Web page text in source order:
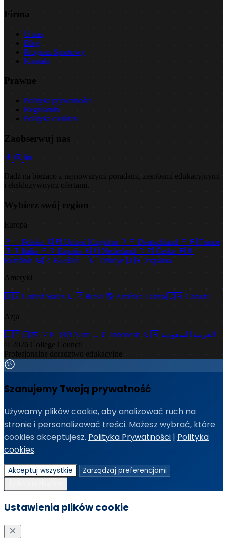
Firma
O nas
Blog
Program Sportowy
Kontakt
Prawne
Polityka prywatności
Regulamin
Polityka cookies
Zaobserwuj nas
Bądź na bieżąco z najnowszymi poradami, zasobami edukacyjnymi
i ekskluzywnymi ofertami.
Wybierz swój region
Europa
🇵🇱 Polska 🇬🇧 United Kingdom 🇩🇪 Deutschland 🇫🇷 France
🇮🇹 Italia 🇪🇸 España 🇳🇱 Nederland 🇨🇿 Česko 🇷🇴
România 🇬🇷 Ελλάδα 🇹🇷 Türkiye 🇺🇦 Україна
Ameryki
🇺🇸 United States 🇧🇷 Brasil 🌎 América Latina 🇨🇦 Canada
Azja
🇯🇵 日本 🇻🇳 Việt Nam 🇮🇩 Indonesia 🇸🇦 العربية السعودية
© 2026 College Council
Profesjonalne doradztwo edukacyjne
Szanujemy Twoją prywatność
Używamy plików cookie, aby analizować ruch na
stronie i personalizować treści. Możesz wybrać, które
cookies akceptujesz. Polityka Prywatności | Polityka
cookies.
Akceptuj wszystkie
Zarządzaj preferencjami
Ustawienia plików cookie